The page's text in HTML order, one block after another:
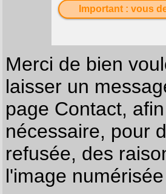
Important : vous
Merci de bien
laisser un
page Contact,
nécessaire, pour
refusée, des
l'image